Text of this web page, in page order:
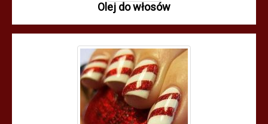
Olej do włosów